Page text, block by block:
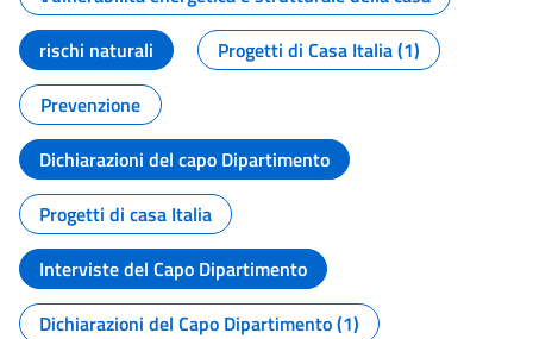
rischi naturali
Progetti di Casa Italia (1)
Prevenzione
Dichiarazioni del capo Dipartimento
Progetti di casa Italia
Interviste del Capo Dipartimento
Dichiarazioni del Capo Dipartimento (1)